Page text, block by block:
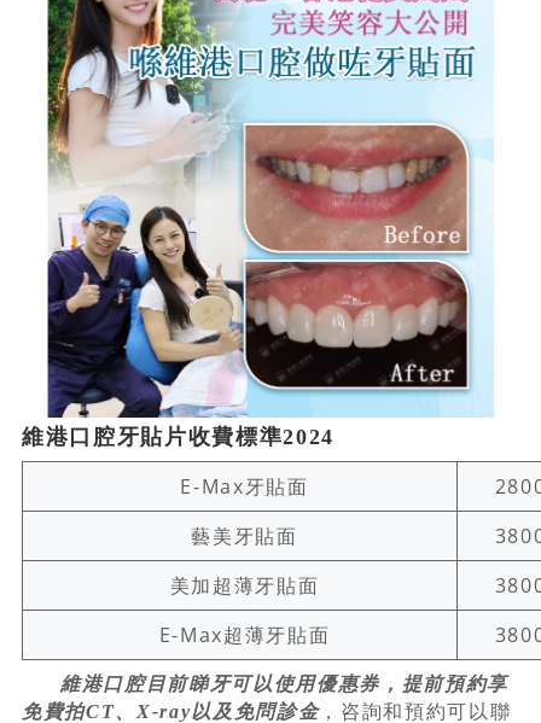
維港口腔牙貼片收費標準2024
E-Max牙貼面
藝美牙貼面
美加超薄牙貼面
E-Max超薄牙貼面
維港口腔目前睇牙可以使用優惠券，提前預約享
免費拍CT、X-ray以及免問診金，咨詢和預約可以聯